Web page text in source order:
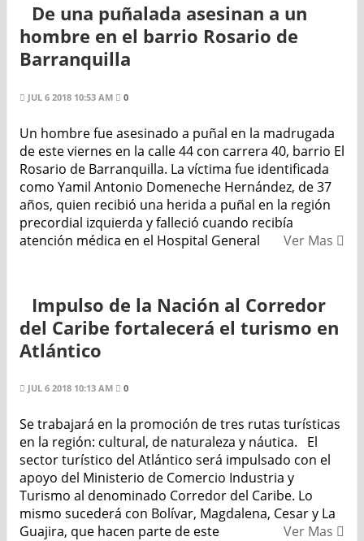
De una puñalada asesinan a un
hombre en el barrio Rosario de
Barranquilla
JUL 6 2018 10:53 AM 0
Un hombre fue asesinado a puñal en la madrugada
de este viernes en la calle 44 con carrera 40, barrio El
Rosario de Barranquilla. La víctima fue identificada
como Yamil Antonio Domeneche Hernández, de 37
años, quien recibió una herida a puñal en la región
precordial izquierda y falleció cuando recibía
atención médica en el Hospital General
Ver Mas
Impulso de la Nación al Corredor
del Caribe fortalecerá el turismo en
Atlántico
JUL 6 2018 10:13 AM 0
Se trabajará en la promoción de tres rutas turísticas
en la región: cultural, de naturaleza y náutica. El
sector turístico del Atlántico será impulsado con el
apoyo del Ministerio de Comercio Industria y
Turismo al denominado Corredor del Caribe. Lo
mismo sucederá con Bolívar, Magdalena, Cesar y La
Guajira, que hacen parte de este
Ver Mas